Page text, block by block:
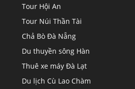
Tour Hội An
Tour Núi Thần Tài
Chả Bò Đà Nẵng
Du thuyền sông Hàn
Thuê xe máy Đà Lạt
Du lịch Cù Lao Chàm